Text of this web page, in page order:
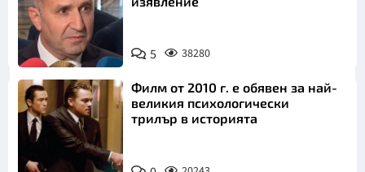
5 38280
Филм от 2010 г. е обявен за най-
великия психологически
трилър в историята